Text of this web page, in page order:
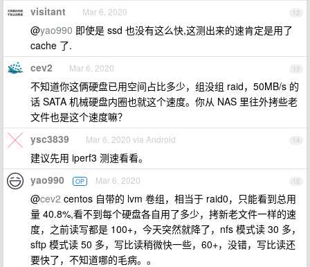
12
visitant Mar 6, 2020
@yao990 即使是 ssd 也没有这么快,这测出来的速肯定是用了
cache 了.
13
cev2 Mar 6, 2020
不知道你这俩硬盘已用空间占比多少，组没组 raid，50MB/s 的
话 SATA 机械硬盘内圈也就这个速度。你从 NAS 里往外拷些老
文件也是这个速度嘛？
14
ysc3839 Mar 6, 2020 via Android
建议先用 iperf3 测速看看。
15
yao990 OP Mar 6, 2020
@cev2 centos 自带的 lvm 卷组，相当于 raid0，只能看到总用
量 40.8%,看不到每个硬盘各自用了多少，拷新老文件一样的速
度，之前读写都是 100+，今天突然就降了，nfs 模式读 30 多，
sftp 模式读 50 多，写比读稍微快一些，60+，没错，写比读还
要快了，不知道哪的毛病。。